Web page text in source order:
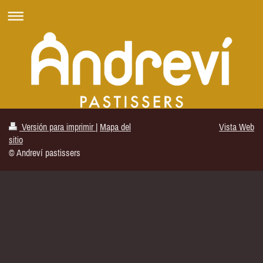
Versión para imprimir | Mapa del
sitio
© Andreví pastissers
Vista Web